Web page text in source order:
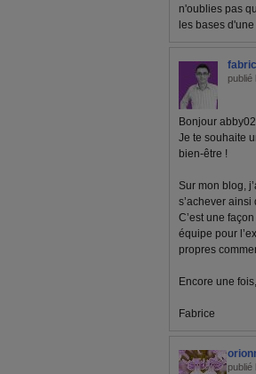
n'oublies pas
les bases
publié
Bonjour
Je te souhaite
bien-être !
Sur mon blog,
s’achever
C’est une
équipe pour
propres
Encore une
Fabrice
publié